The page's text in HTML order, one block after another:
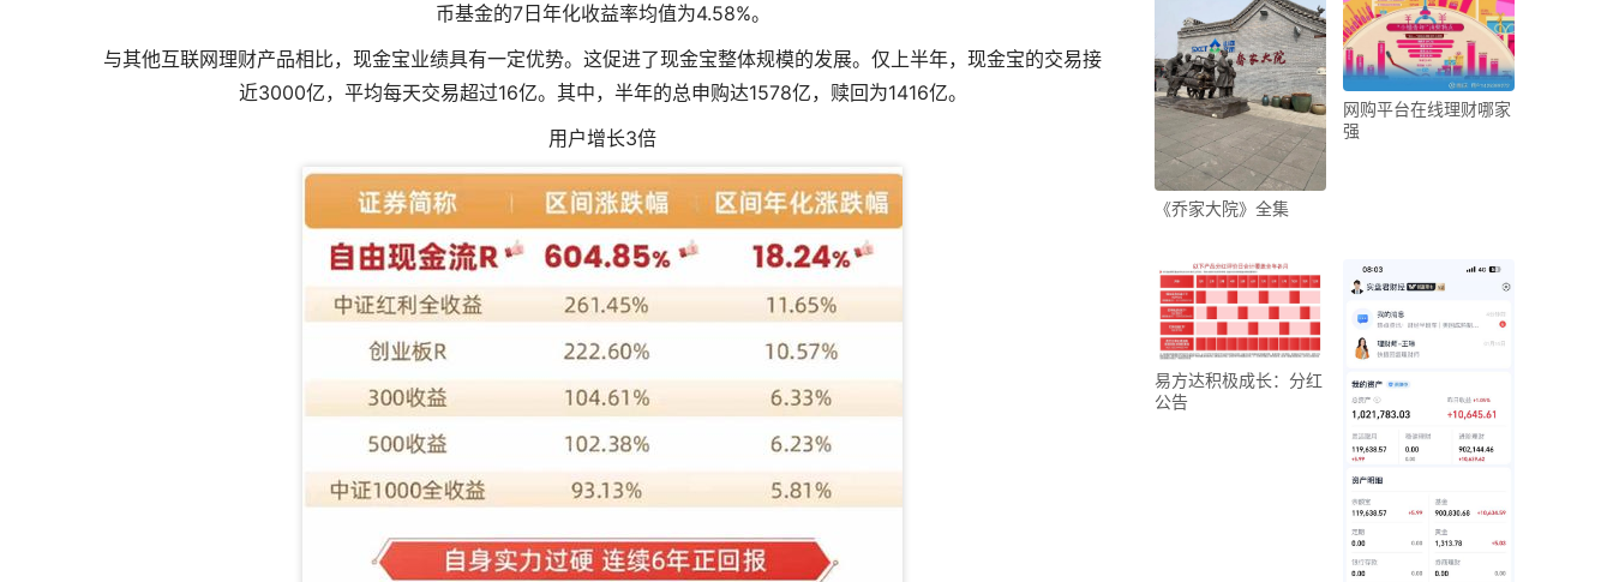
币基金的7日年化收益率均值为4.58%。
与其他互联网理财产品相比，现金宝业绩具有一定优势。这促进了现金宝整体规模的发展。仅上半年，现金宝的交易接
近3000亿，平均每天交易超过16亿。其中，半年的总申购达1578亿，赎回为1416亿。
用户增长3倍
《乔家大院》全集
网购平台在线理财哪家
强
易方达积极成长：分红
公告